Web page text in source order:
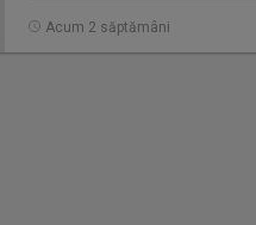
Acum 2 săptămâni